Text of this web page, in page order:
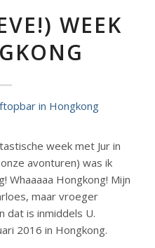
WEEK
week met Jur in
avonturen) was ik
Whaaaaa Hongkong! Mijn
maar vroeger
dat is inmiddels U.
2016 in Hongkong.